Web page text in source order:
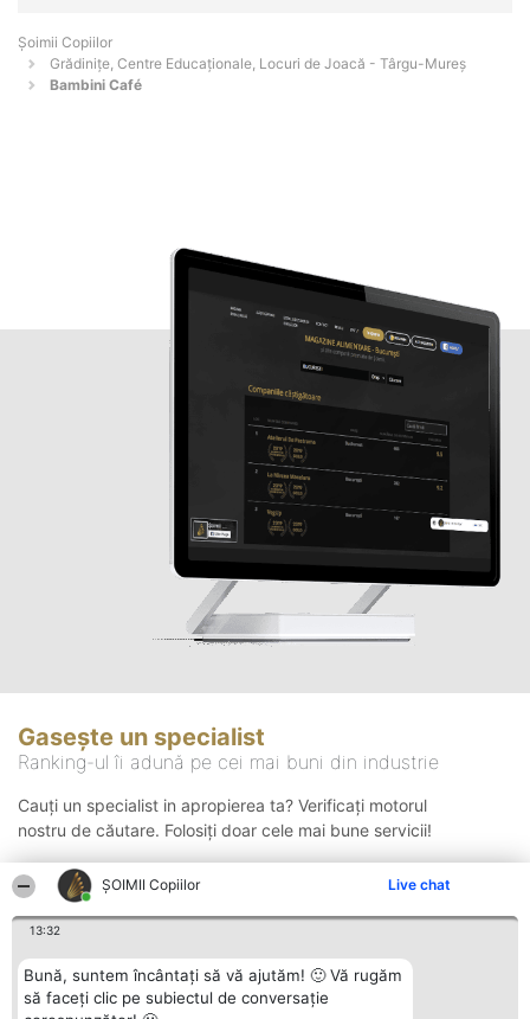
ȘOIMII Copiilor Live chat
13:32
Bună, suntem încântați să vă ajutăm! 🙂 Vă rugăm
să faceți clic pe subiectul de conversație
Șoimii Copiilor
Grădinițe, Centre Educaționale, Locuri de Joacă - Târgu-Mureş
Bambini Café
Gasește un specialist
Ranking-ul îi adună pe cei mai buni din industrie
Cauți un specialist in apropierea ta? Verificați motorul
nostru de căutare. Folosiți doar cele mai bune servicii!